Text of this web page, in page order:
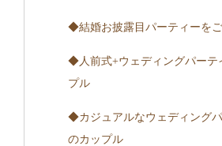
◆結婚お披露目パーティーを
◆人前式+ウェディングパーテ
プル
◆カジュアルなウェディング
のカップル